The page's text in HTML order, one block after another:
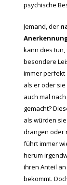
psychische
Jemand, der
kann dies tun,
besondere
immer perfekt
als er oder
auch mal
gemacht?
als würden
drängen oder
führt immer
herum
ihren Anteil
bekommt.